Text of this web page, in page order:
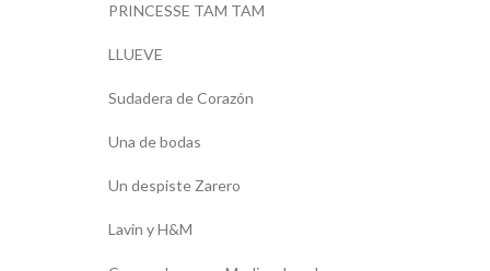
PRINCESSE TAM TAM
LLUEVE
Sudadera de Corazón
Una de bodas
Un despiste Zarero
Lavin y H&M